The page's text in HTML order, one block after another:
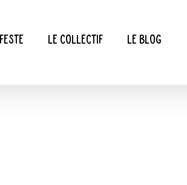
Le collectif Le blog